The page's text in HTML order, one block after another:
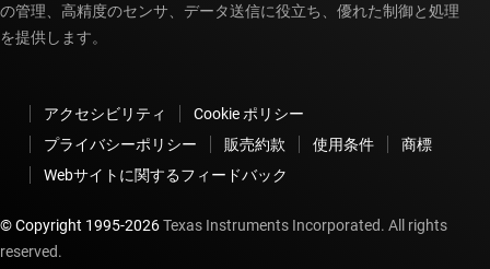
の管理、高精度のセンサ、データ送信に役立ち、優れた制御と処理
を提供します。
アクセシビリティ
Cookie ポリシー
プライバシーポリシー
販売約款 使用条件
商標
Webサイトに関するフィードバック
© Copyright 1995-2026Texas Instruments Incorporated. All rights
reserved.